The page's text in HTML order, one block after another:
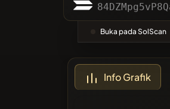
Buka pada SolScan
Info Grafik